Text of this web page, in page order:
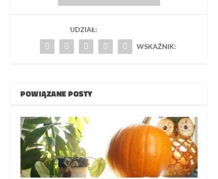
UDZIAŁ:
WSKAŹNIK:
POWIĄZANE POSTY